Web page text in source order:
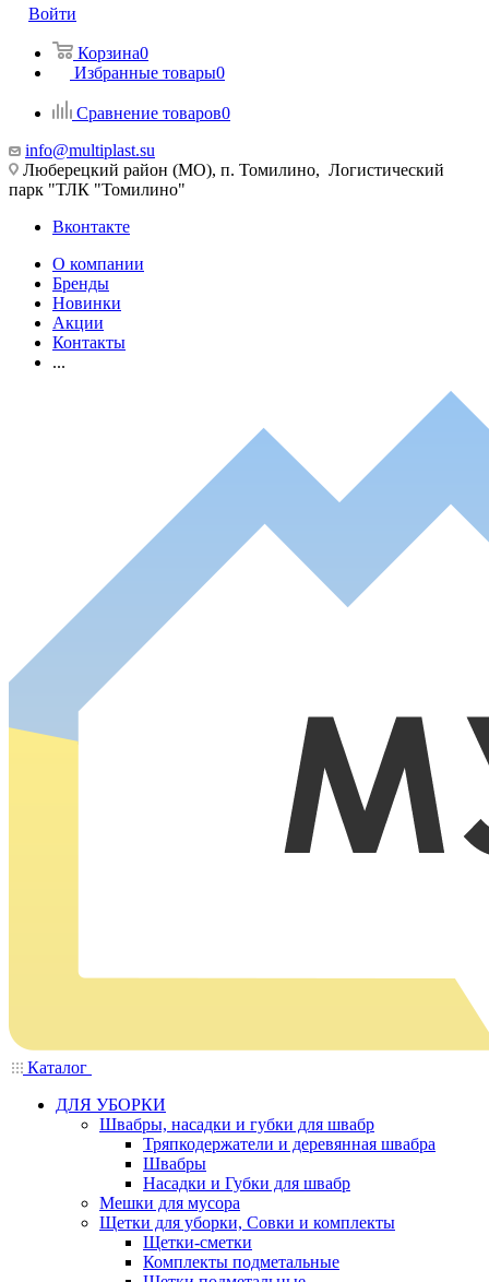
Войти
Корзина0
Избранные товары0
Сравнение товаров0
info@multiplast.su
Люберецкий район (МО), п. Томилино, Логистический
парк "ТЛК "Томилино"
Вконтакте
О компании
Бренды
Новинки
Акции
Контакты
...
Каталог
ДЛЯ УБОРКИ
Швабры, насадки и губки для швабр
Тряпкодержатели и деревянная швабра
Швабры
Насадки и Губки для швабр
Мешки для мусора
Щетки для уборки, Совки и комплекты
Щетки-сметки
Комплекты подметальные